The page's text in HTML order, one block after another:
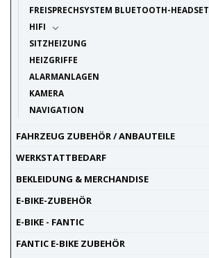
FREISPRECHSYSTEM BLUETOOTH-HEADSET
HIFI
SITZHEIZUNG
HEIZGRIFFE
ALARMANLAGEN
KAMERA
NAVIGATION
FAHRZEUG ZUBEHÖR / ANBAUTEILE
WERKSTATTBEDARF
BEKLEIDUNG & MERCHANDISE
E-BIKE-ZUBEHÖR
E-BIKE - FANTIC
FANTIC E-BIKE ZUBEHÖR